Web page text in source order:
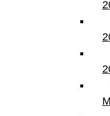
Informations
JK SPARE TIRE
Informations